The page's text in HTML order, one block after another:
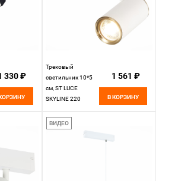
330 ₽
Трековый
светильник 10*5
см, ST LUCE
SKYLINE 220
Белый
1 561 ₽
В КОРЗИНУ
ВИДЕО